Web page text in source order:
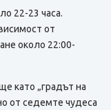
22-23 часа.
от
около 22:00-
като „градът на
от седемте чудеса